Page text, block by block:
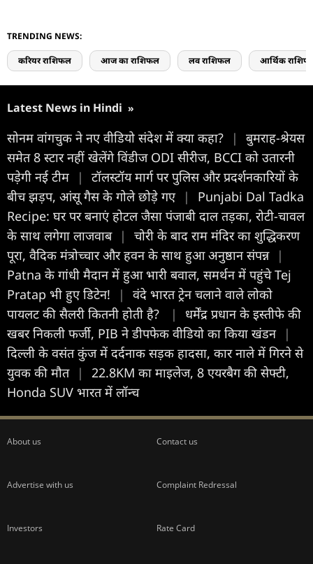
TRENDING NEWS:
करियर राशिफल आज का राशिफल लव राशिफल आर्थिक
Latest News in Hindi »
सोनम वांगचुक ने नए वीडियो संदेश में क्या कहा? |
बुमराह-श्रेयस
समेत 8 स्टार नहीं खेलेंगे विंडीज ODI सीरीज, BCCI को उतारनी
पड़ेगी नई टीम
|
टॉलस्टॉय मार्ग पर पुलिस और प्रदर्शनकारियों के
बीच झड़प, आंसू गैस के गोले छोड़े गए |
Punjabi Dal Tadka
Recipe: घर पर बनाएं होटल जैसा पंजाबी दाल तड़का, रोटी-चावल
के साथ लगेगा लाजवाब |
चोरी के बाद राम मंदिर का शुद्धिकरण
पूरा, वैदिक मंत्रोच्चार और हवन के साथ हुआ अनुष्ठान संपन्न |
Patna के गांधी मैदान में हुआ भारी बवाल, समर्थन में पहुंचे Tej
Pratap भी हुए डिटेन!
|
वंदे भारत ट्रेन चलाने वाले लोको
पायलट की सैलरी कितनी होती है?
|
धर्मेंद्र प्रधान के इस्तीफे की
खबर निकली फर्जी, PIB ने डीपफेक वीडियो का किया खंडन |
दिल्ली के वसंत कुंज में दर्दनाक सड़क हादसा, कार नाले में गिरने से
युवक की मौत |
22.8KM का माइलेज, 8 एयरबैग की सेफ्टी,
Honda SUV भारत में लॉन्च
About us Contact us
Advertise with us Complaint Redressal
Investors Rate Card